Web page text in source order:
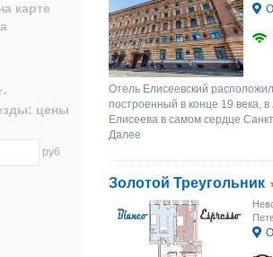
карте
цены
руб
Отель Елисеевский
построенный в конце 19 века,
Елисеева в самом сердце
Далее
Золотой Треугольник